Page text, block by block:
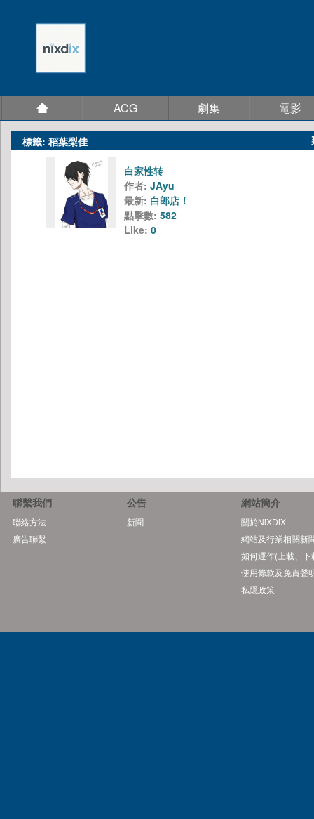
ACG 劇集 電影
標籤: 稻葉梨佳
白家性转
作者: JAyu
最新: 白郎店！
點擊數: 582
Like: 0
聯繫我們
聯絡方法
廣告聯繫
公告
新聞
網站簡介
關於NiXDiX
網站及行業相關新
如何運作(上載、下
使用條款及免責聲
私隱政策